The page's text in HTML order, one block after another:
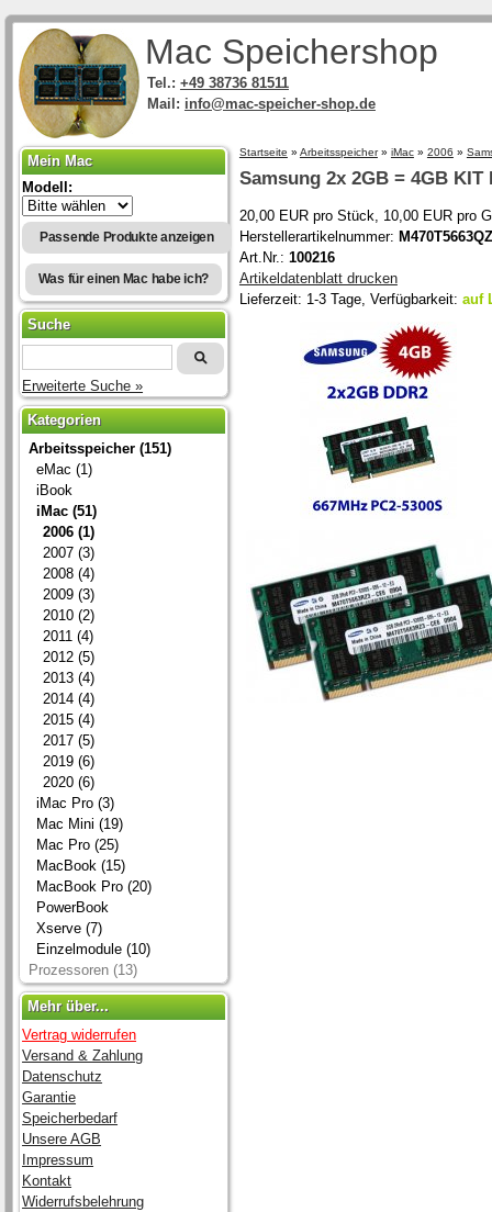
Startseite » Arbeitsspeicher» iMac» 2006 »
Samsung 2x 2GB = 4GB KIT
20,00 EUR pro Stück, 10,00 EUR pro
Herstellerartikelnummer:
Art.Nr.: 100216
Artikeldatenblatt drucken
Lieferzeit: 1-3 Tage, Verfügbarkeit: auf
Mein Mac
Modell:
Passende Produkte anzeigen
Was für einen Mac habe ich?
Suche
Erweiterte Suche »
Kategorien
Arbeitsspeicher (151)
eMac (1)
iBook
iMac (51)
2006 (1)
2007 (3)
2008 (4)
2009 (3)
2010 (2)
2011 (4)
2012 (5)
2013 (4)
2014 (4)
2015 (4)
2017 (5)
2019 (6)
2020 (6)
iMac Pro (3)
Mac Mini (19)
Mac Pro (25)
MacBook (15)
MacBook Pro (20)
PowerBook
Xserve (7)
Einzelmodule (10)
Prozessoren (13)
Mehr über...
Vertrag widerrufen
Versand & Zahlung
Datenschutz
Garantie
Speicherbedarf
Unsere AGB
Impressum
Kontakt
Widerrufsbelehrung
Mac Speichershop
Tel.: +49 38736 81511
Mail: info@mac-speicher-shop.de